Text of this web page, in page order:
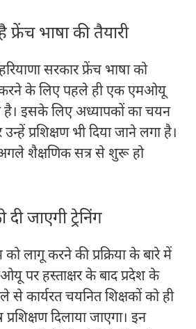
भाषा की तैयारी
सरकार फ्रेंच भाषा को
करने के लिए पहले ही एक एमओयू
है। इसके लिए अध्यापकों का चयन
प्रशिक्षण भी दिया जाने लगा है।
शैक्षणिक सत्र से शुरू हो
जाएगी ट्रेनिंग
को लागू करने की प्रक्रिया के बारे में
पर हस्ताक्षर के बाद प्रदेश के
से कार्यरत चयनित शिक्षकों को ही
दिलाया जाएगा। इन